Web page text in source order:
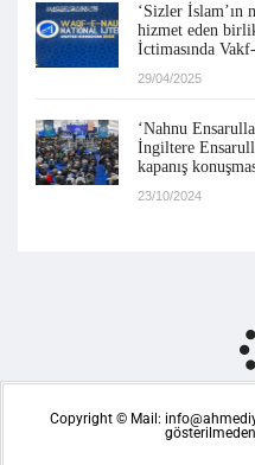
‘Sizler İslam’ın
hizmet eden
İctimasında
29/04/2025
‘Nahnu
İngiltere
kapanış
23/10/2024
Copyright © Mail:
gösterilmeden